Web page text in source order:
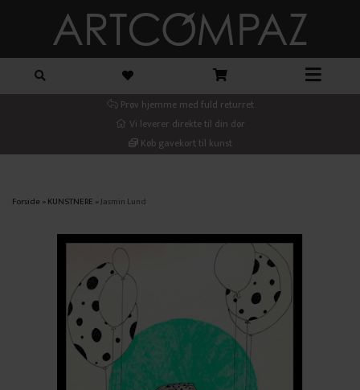
Prøv hjemme med fuld returret
Vi leverer direkte til din dør
Køb gavekort til kunst
Forside »KUNSTNERE »Jasmin Lund